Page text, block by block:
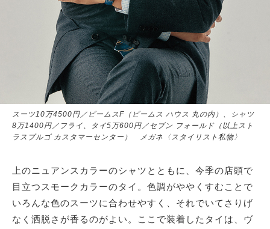
スーツ10万4500円／ビームスF（ビームス ハウス 丸の内）、シャツ
8万1400円／フライ、タイ5万600円／セブン フォールド（以上スト
ラスブルゴ カスタマーセンター） メガネ〈スタイリスト私物〉
上のニュアンスカラーのシャツとともに、今季の店頭で
目立つスモークカラーのタイ。色調がややくすむことで
いろんな色のスーツに合わせやすく、それでいてさりげ
なく洒脱さが香るのがよい。ここで装着したタイは、ヴ